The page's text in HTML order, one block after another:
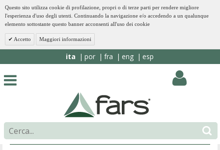
Questo sito utilizza cookie di profilazione, propri o di terze parti per rendere migliore
l'esperienza d'uso degli utenti. Continuando la navigazione e/o accedendo a un qualunque
elemento sottostante questo banner acconsenti all'uso dei cookie
Accetto Maggiori informazioni
ita por fra eng esp